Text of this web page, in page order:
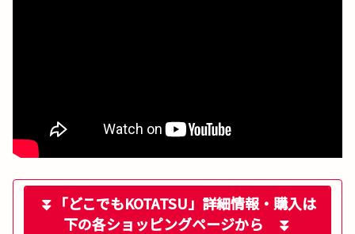
⏬「どこでもKOTATSU」詳細情報・購入は
下の各ショッピングページから ⏬